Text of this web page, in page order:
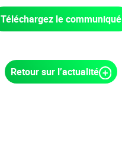
Téléchargez le communiqué
Retour sur l’actualité